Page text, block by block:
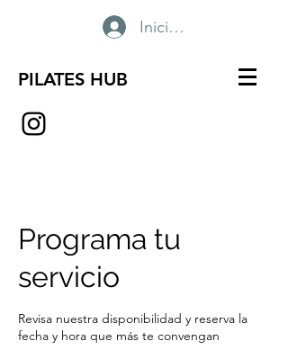
Iniciar sesión
PILATES HUB
Programa tu
servicio
Revisa nuestra disponibilidad y reserva la
fecha y hora que más te convengan